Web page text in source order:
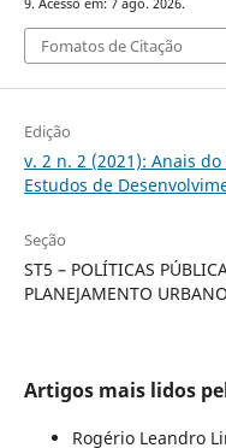
Fomatos de Citação
Edição
v. 2 n. 2 (2021): Anais
Estudos de
Seção
ST5 – POLÍTICAS
PLANEJAMENTO
Artigos mais lidos
Rogério Leandro